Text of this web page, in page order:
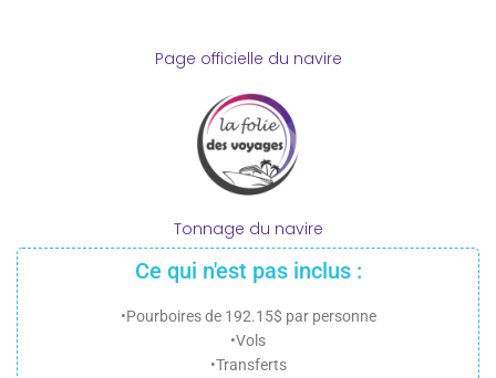
Page officielle du navire
Tonnage du navire
Ce qui n'est pas inclus :
•Pourboires de 192.15$ par personne
•Vols
•Transferts